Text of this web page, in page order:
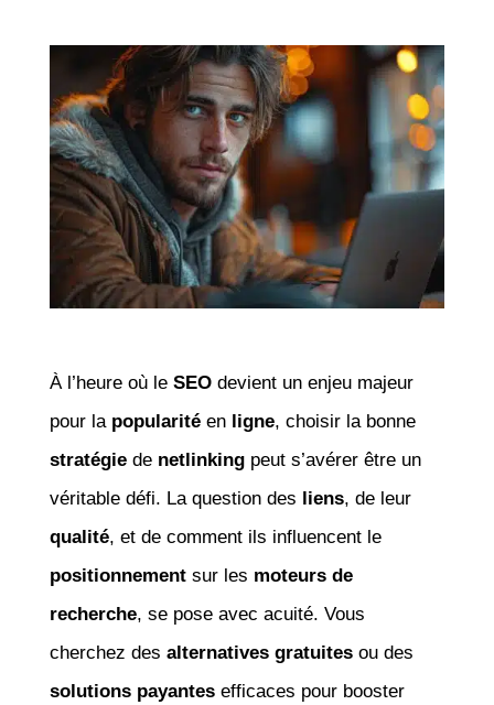
À l’heure où le SEOdevient un enjeu majeur
pour la popularitéen ligne, choisir la bonne
stratégiede netlinkingpeut s’avérer être un
véritable défi. La question des liens, de leur
qualité, et de comment ils influencent le
positionnementsur les moteurs de
recherche, se pose avec acuité. Vous
cherchez des alternatives gratuitesou des
solutions payantesefficaces pour booster